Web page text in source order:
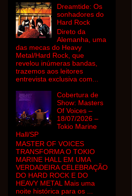
Dreamtide: Os
sonhadores do
Hard Rock
Direto da
Alemanha, uma
das mecas do Heavy
Metal/Hard Rock, que
revelou inúmeras bandas,
trazemos aos leitores
entrevista exclusiva com...
Cobertura de
Show: Masters
Of Voices –
18/07/2026 –
Tokio Marine
Hall/SP
MASTER OF VOICES
TRANSFORMA O TOKIO
MARINE HALL EM UMA
VERDADEIRA CELEBRAÇÃO
DO HARD ROCK E DO
HEAVY METAL Mais uma
noite histórica para os ...